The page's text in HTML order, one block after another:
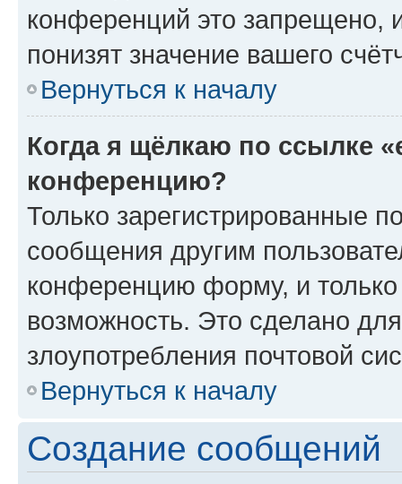
конференций это запрещено,
понизят значение вашего
Вернуться к началу
Когда я щёлкаю по ссылке
конференцию?
Только зарегистрированные
сообщения другим
конференцию форму, и
возможность. Это сделано
злоупотребления почтовой
Вернуться к началу
Создание сообщений